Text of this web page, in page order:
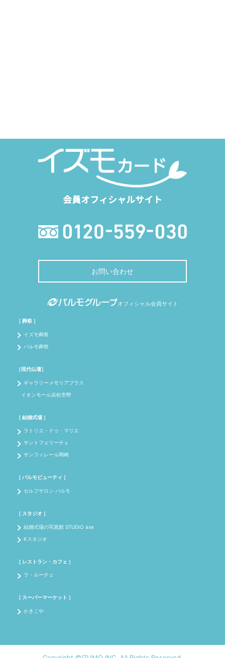
会員オフィシャルサイト
お問い合わせ
オフィシャル会員サイト
［ 葬祭 ］
イズモ葬祭
パルモ葬祭
［現代仏壇］
ギャラリーメモリアプラス
イオンモール浜松市野
［ 結婚式場 ］
ラトリエ・ドゥ・マリエ
サントフェリーチェ
サンフィレール岡崎
［ パルモビューティ ］
セルフサロン パルモ
［ スタジオ ］
結婚式場の写真館 STUDIO axe
Kスタジオ
［ レストラン・カフェ ］
ラ・ルーチェ
［ スーパーマーケット ］
かきこや